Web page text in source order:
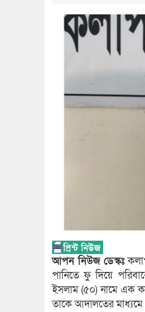
আপন নিউজ ডেস্কঃ
পানিতে ফু দিয়ে
ইসলাম (৫০) নামে এক
তাকে আদালতের